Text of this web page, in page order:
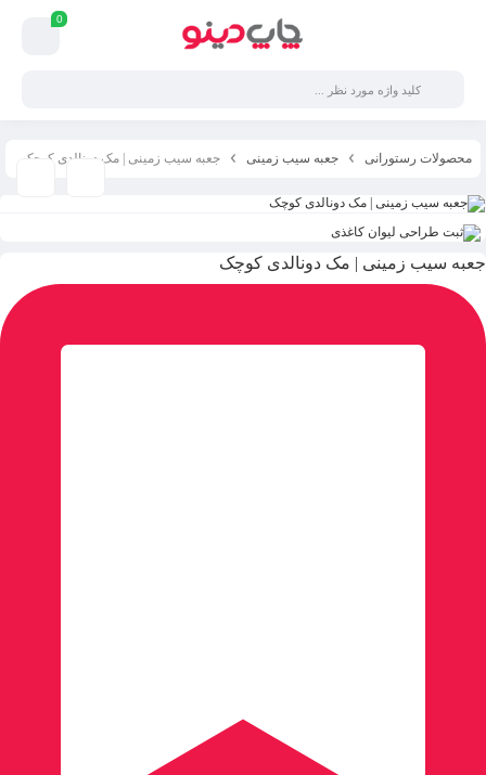
0
محصولات رستورانی جعبه سیب زمینی جعبه سیب زمینی | مک دونالدی کوچک
جعبه سیب زمینی | مک دونالدی کوچک